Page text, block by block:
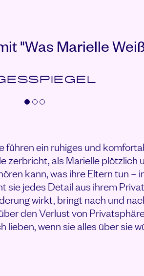
"Was Marielle
führen ein ruhiges und
zerbricht, als Marielle plötzlich
kann, was ihre Eltern tun –
sie jedes Detail aus ihrem
wirkt, bringt nach und
den Verlust von
lieben, wenn sie alles über sie